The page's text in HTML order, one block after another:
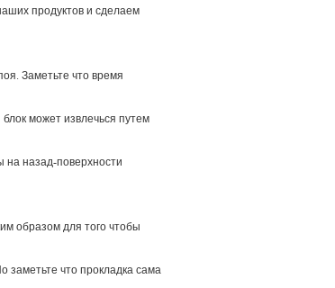
продуктов и сделаем
Заметьте что время
может извлечься путем
на назад-поверхности
образом для того чтобы
заметьте что прокладка сама